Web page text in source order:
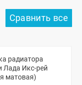
радиатора
Лада Икс-рей
матовая)